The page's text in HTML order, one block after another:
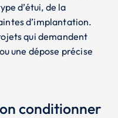
d’étui, de la
d’implantation.
qui demandent
une dépose précise
conditionner